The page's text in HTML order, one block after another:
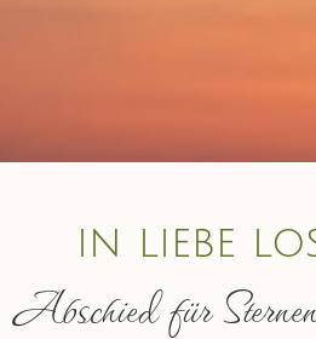
in liebe
Abschied für